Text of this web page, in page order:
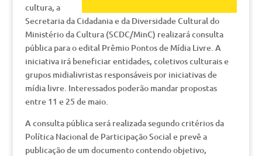
cultura, a
Secretaria da Cidadania e da Diversidade Cultural do
Ministério da Cultura (SCDC/MinC) realizará consulta
pública para o edital Prêmio Pontos de Mídia Livre. A
iniciativa irá beneficiar entidades, coletivos culturais e
grupos midialivristas responsáveis por iniciativas de
mídia livre. Interessados poderão mandar propostas
entre 11 e 25 de maio.
A consulta pública será realizada segundo critérios da
Política Nacional de Participação Social e prevê a
publicação de um documento contendo objetivo,